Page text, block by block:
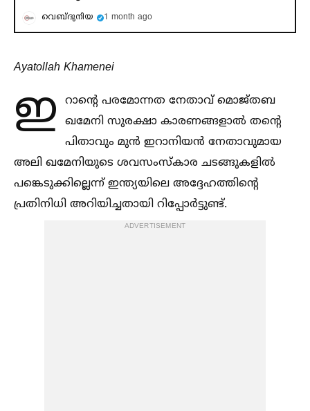
വെബ്ദുനിയ 1 month ago
Ayatollah Khamenei
ഇ
റാന്റെ പരമോന്നത നേതാവ് മൊജ്തബ
ഖമേനി സുരക്ഷാ കാരണങ്ങളാല്‍ തന്റെ
പിതാവും മുന്‍ ഇറാനിയന്‍ നേതാവുമായ
അലി ഖമേനിയുടെ ശവസംസ്‌കാര ചടങ്ങുകളില്‍
പങ്കെടുക്കില്ലെന്ന് ഇന്ത്യയിലെ അദ്ദേഹത്തിന്റെ
പ്രതിനിധി അറിയിച്ചതായി റിപ്പോര്‍ട്ടുണ്ട്.
ADVERTISEMENT